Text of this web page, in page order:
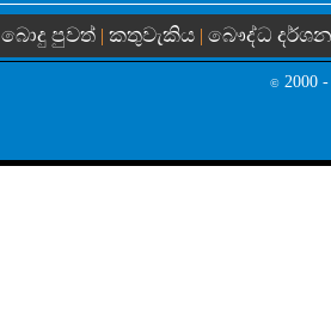
බොදු පුවත්| කතුවැකිය| බෞද්ධ
© 2000